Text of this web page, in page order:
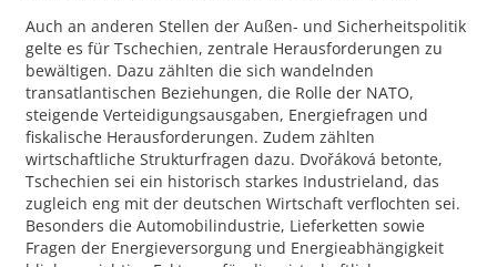
Auch an anderen Stellen der Außen- und Sicherheitspolitik
gelte es für Tschechien, zentrale Herausforderungen zu
bewältigen. Dazu zählten die sich wandelnden
transatlantischen Beziehungen, die Rolle der NATO,
steigende Verteidigungsausgaben, Energiefragen und
fiskalische Herausforderungen. Zudem zählten
wirtschaftliche Strukturfragen dazu. Dvořáková betonte,
Tschechien sei ein historisch starkes Industrieland, das
zugleich eng mit der deutschen Wirtschaft verflochten sei.
Besonders die Automobilindustrie, Lieferketten sowie
Fragen der Energieversorgung und Energieabhängigkeit